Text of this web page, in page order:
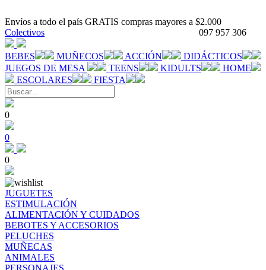
Envíos a todo el país GRATIS compras mayores a $2.000
097 957 306
Colectivos
BEBES MUÑECOS ACCIÓN
DIDÁCTICOS
JUEGOS DE MESA
TEENS KIDULTS
HOME
ESCOLARES
FIESTA
0
0
0
JUGUETES
ESTIMULACIÓN
ALIMENTACIÓN Y CUIDADOS
BEBOTES Y ACCESORIOS
PELUCHES
MUÑECAS
ANIMALES
PERSONAJES